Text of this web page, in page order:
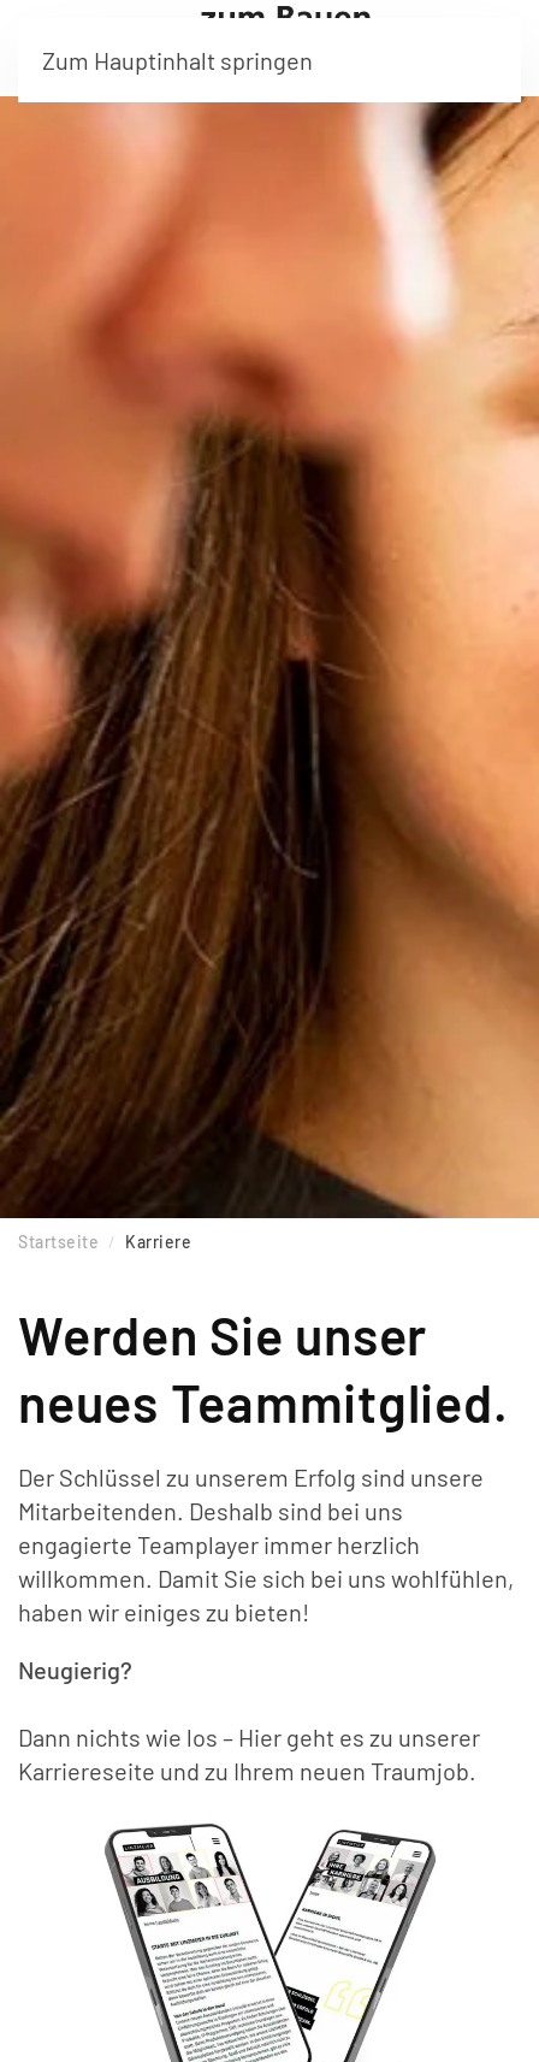
Zum Hauptinhalt springen
Startseite Karriere
Werden Sie unser
neues Teammitglied.
Der Schlüssel zu unserem Erfolg sind unsere
Mitarbeitenden. Deshalb sind bei uns
engagierte Teamplayer immer herzlich
willkommen. Damit Sie sich bei uns wohlfühlen,
haben wir einiges zu bieten!
Neugierig?
Dann nichts wie los – Hier geht es zu unserer
Karriereseite und zu Ihrem neuen Traumjob.